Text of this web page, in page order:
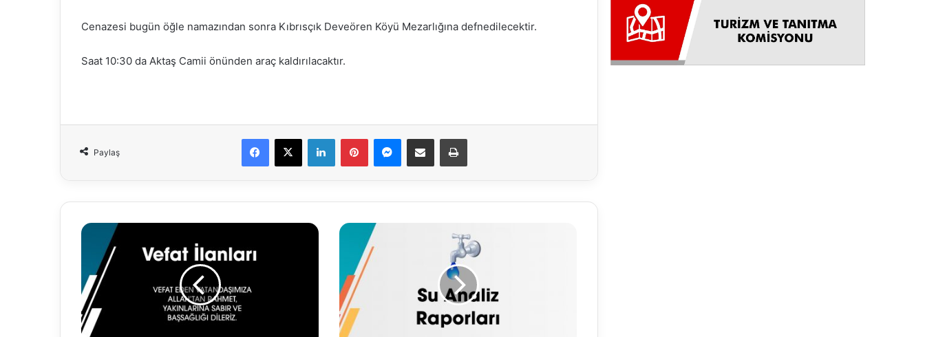
Cenazesi bugün öğle namazından sonra Kıbrısçık Deveören Köyü Mezarlığına defnedilecektir.
Saat 10:30 da Aktaş Camii önünden araç kaldırılacaktır.
Paylaş
Facebook
X LinkedInPinterestMessenger
E-Mail ile paylaş Yazdır
06.03.2022
İlanları
07.03.2022
Analiz
Raporu